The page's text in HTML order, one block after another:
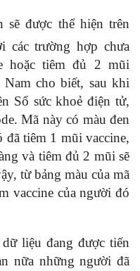
sẽ được thể hiện trên
các trường hợp chưa
hoặc tiêm đủ 2 mũi
cho biết, sau khi
Sổ sức khoẻ điện tử,
Mã này có màu đen
tiêm 1 mũi vaccine,
và tiêm đủ 2 mũi sẽ
từ bảng màu của mã
vaccine của người đó
liệu đang được tiến
nữa những người đã